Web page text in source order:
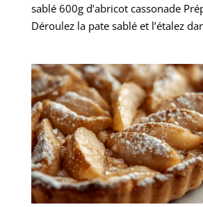
sablé 600g d’abricot cassonade
Déroulez la pate sablé et l’étalez